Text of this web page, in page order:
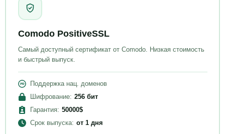
Comodo PositiveSSL
Самый доступный сертификат от Comodo. Низкая стоимость
и быстрый выпуск.
Поддержка нац. доменов
Шифрование: 256 бит
Гарантия: 50000$
Срок выпуска: от 1 дня